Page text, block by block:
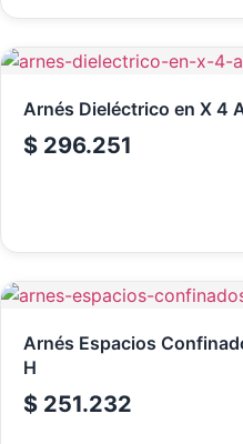
Arnés Dieléctrico en X 4
$ 296.251
Arnés Espacios
H
$ 251.232